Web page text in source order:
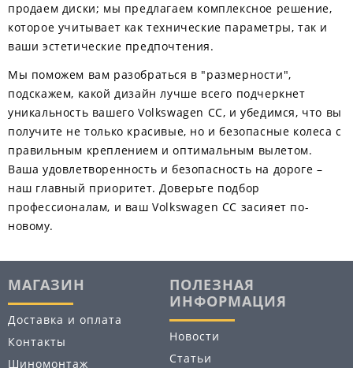
продаем диски; мы предлагаем комплексное решение,
которое учитывает как технические параметры, так и
ваши эстетические предпочтения.
Мы поможем вам разобраться в "размерности",
подскажем, какой дизайн лучше всего подчеркнет
уникальность вашего Volkswagen CC, и убедимся, что вы
получите не только красивые, но и безопасные колеса с
правильным креплением и оптимальным вылетом.
Ваша удовлетворенность и безопасность на дороге –
наш главный приоритет. Доверьте подбор
профессионалам, и ваш Volkswagen CC засияет по-
новому.
МАГАЗИН
Доставка и оплата
Контакты
Шиномонтаж
ПОЛЕЗНАЯ
ИНФОРМАЦИЯ
Новости
Статьи